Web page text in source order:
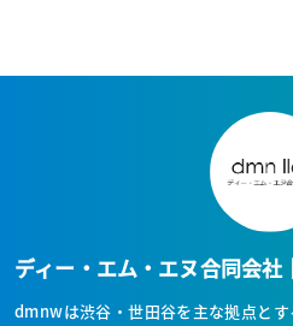
ディー・エム・エヌ合同会
dmnwは渋谷・世田谷を主な拠点と